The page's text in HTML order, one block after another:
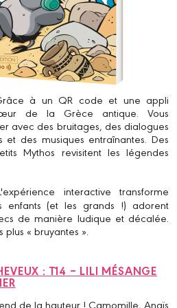
à un QR code et une appli
de la Grèce antique. Vous
avec des bruitages, des dialogues
des musiques entraînantes. Des
Mythos revisitent les légendes
interactive transforme
enfants (et les grands !) adorent
de manière ludique et décalée.
« bruyantes ».
: T14 – LILI MÉSANGE
de la hauteur ! Camomille, Anaïs